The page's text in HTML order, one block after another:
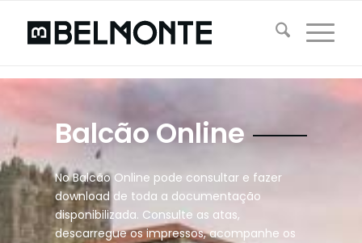
Balcão Online
No Balcão Online pode consultar e fazer
download de toda a documentação
disponibilizada. Consulte as atas,
descarregue os impressos, acompanhe os